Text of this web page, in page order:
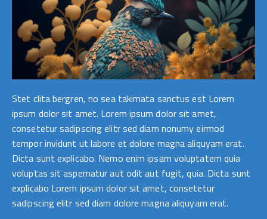
Stet clita bergren, no sea takimata sanctus est Lorem
ipsum dolor sit amet. Lorem ipsum dolor sit amet,
consetetur sadipscing elitr sed diam nonumy eirmod
tempor invidunt ut labore et dolore magna aliquyam erat.
Dicta sunt explicabo. Nemo enim ipsam voluptatem quia
voluptas sit aspernatur aut odit aut fugit, quia. Dicta sunt
explicabo Lorem ipsum dolor sit amet, consetetur
sadipscing elitr sed diam dolore magna aliquyam erat.